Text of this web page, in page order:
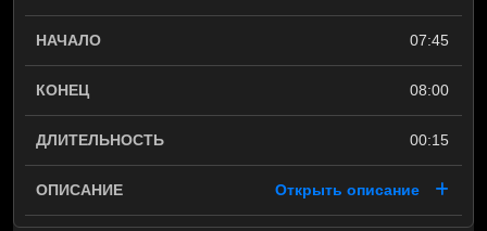
07:45
08:00
00:15
Открыть описание